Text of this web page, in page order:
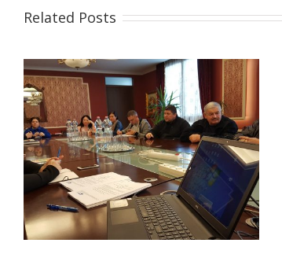
Related Posts
Mórahalom, a BEFEKTETŐBARÁT
TELEPÜLÉS